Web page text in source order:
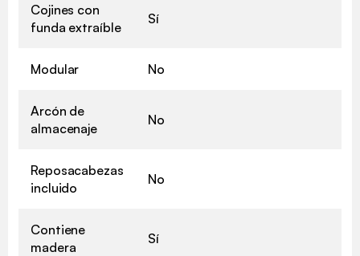
Cojines con
funda extraíble
Sí
Modular No
Arcón de
almacenaje
No
Reposacabezas
incluido
No
Contiene
madera
Sí